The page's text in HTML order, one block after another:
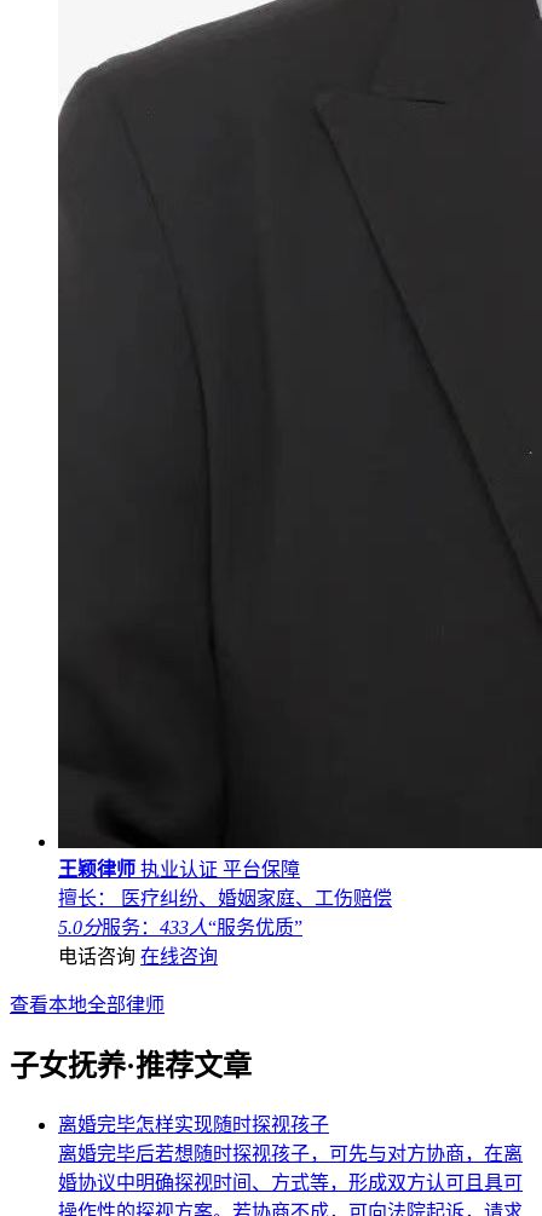
王颖律师 执业认证 平台保障
擅长： 医疗纠纷、婚姻家庭、工伤赔偿
5.0分服务： 433人“服务优质”
电话咨询 在线咨询
查看本地全部律师
子女抚养·推荐文章
离婚完毕怎样实现随时探视孩子
离婚完毕后若想随时探视孩子，可先与对方协商，在离
婚协议中明确探视时间、方式等，形成双方认可且具可
操作性的探视方案。若协商不成，可向法院起诉，请求